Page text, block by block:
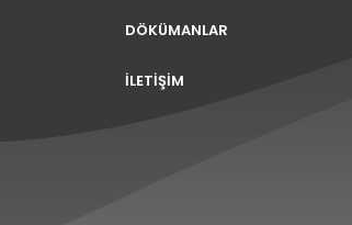
DÖKÜMANLAR
İLETİŞİM